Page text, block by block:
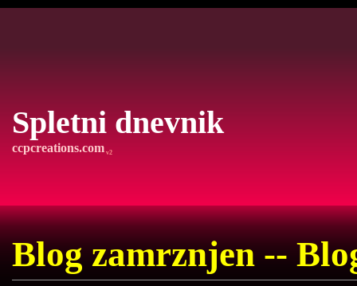
Spletni dnevnik
ccpcreations.com v2
Blog zamrznjen --